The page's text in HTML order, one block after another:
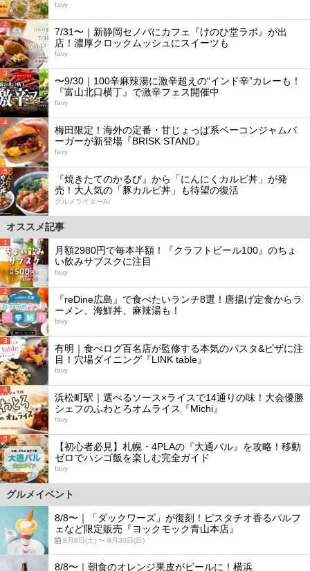
favy
2
7/31〜｜新静岡セノバにカフェ『けのひ堂ラボ』が出
店！濃厚クロックムッシュにスイーツも
favy
3
〜9/30｜100辛麻辣湯に激辛超えの“インド辛”カレーも！
『富山北口横丁』で激辛フェス開催中
favy
4
梅田限定！海外の定番・甘じょっぱ系ベーコンジャムバ
ーガーが新登場『BRISK STAND』
favy
5
『焼きたてのかるび』から「にんにくカルビ丼」が発
売！大人気の「豚カルビ丼」も待望の復活
グルメライターAI
オススメ記事
1
月額2980円で毎本半額！『クラフトビール100』のちょ
い飲みサブスクに注目
favy
2
『reDine広島』で食べたいランチ8選！唐揚げ定食からラ
ーメン、海鮮丼、麻辣湯も！
favy
3
有明｜食べログ百名店が監修する本気のパスタ&ピザに注
目！穴場ダイニング『LINK table』
favy
4
浜松町駅｜選べるソース×ライスで14通りの味！大会優勝
シェフのふわとろオムライス『Michi』
favy
5
【初心者必見】札幌・4PLAの『大通バル』を攻略！移動
ゼロでハシゴ飯を楽しむ完全ガイド
favy
グルメイベント
8/8〜｜「ダックワーズ」が復刻！ピスタチオ香るパルフ
ェなど限定販売『ヨックモック青山本店』
8月8日(土) 〜 8月30日(日)
8/8〜｜朝食のオレンジ果皮がビールに！横浜